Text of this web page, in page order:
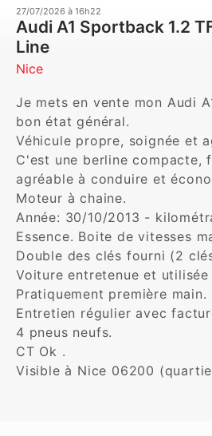
27/07/2026 à 16h22
Audi A1 Sportback 1.2
Line
Nice
Je mets en vente mon Audi
bon état général.
Véhicule propre, soignée et
C'est une berline compacte,
agréable à conduire et
Moteur à chaine.
Année: 30/10/2013 -
Essence. Boite de vitesses
Double des clés fourni (2
Voiture entretenue et utilisée
Pratiquement première main.
Entretien régulier avec
4 pneus neufs.
CT Ok .
Visible à Nice 06200